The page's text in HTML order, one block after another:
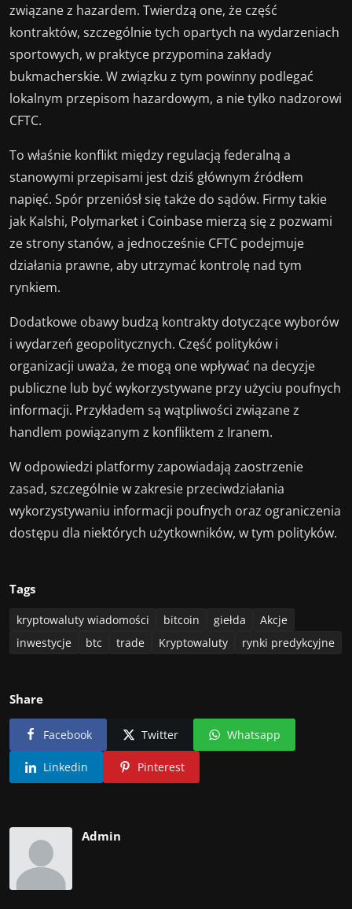
związane z hazardem. Twierdzą one, że część
kontraktów, szczególnie tych opartych na wydarzeniach
sportowych, w praktyce przypomina zakłady
bukmacherskie. W związku z tym powinny podlegać
lokalnym przepisom hazardowym, a nie tylko nadzorowi
CFTC.
To właśnie konflikt między regulacją federalną a
stanowymi przepisami jest dziś głównym źródłem
napięć. Spór przeniósł się także do sądów. Firmy takie
jak Kalshi, Polymarket i Coinbase mierzą się z pozwami
ze strony stanów, a jednocześnie CFTC podejmuje
działania prawne, aby utrzymać kontrolę nad tym
rynkiem.
Dodatkowe obawy budzą kontrakty dotyczące wyborów
i wydarzeń geopolitycznych. Część polityków i
organizacji uważa, że mogą one wpływać na decyzje
publiczne lub być wykorzystywane przy użyciu poufnych
informacji. Przykładem są wątpliwości związane z
handlem powiązanym z konfliktem z Iranem.
W odpowiedzi platformy zapowiadają zaostrzenie
zasad, szczególnie w zakresie przeciwdziałania
wykorzystywaniu informacji poufnych oraz ograniczenia
dostępu dla niektórych użytkowników, w tym polityków.
Tags
kryptowaluty wiadomości bitcoin giełda
Akcje
inwestycje
btc trade Kryptowaluty rynki predykcyjne
Share
Facebook Twitter Whatsapp
Linkedin Pinterest
Admin